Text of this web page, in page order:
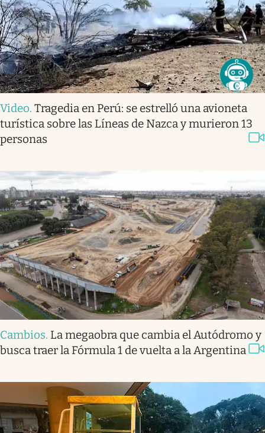
Video. Tragedia en Perú: se estrelló una avioneta
turística sobre las Líneas de Nazca y murieron 13
personas
Cambios. La megaobra que cambia el Autódromo y
busca traer la Fórmula 1 de vuelta a la Argentina